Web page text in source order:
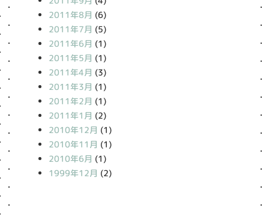
2011年8月 (6)
2011年7月 (5)
2011年6月 (1)
2011年5月 (1)
2011年4月 (3)
2011年3月 (1)
2011年2月 (1)
2011年1月 (2)
2010年12月 (1)
2010年11月 (1)
2010年6月 (1)
1999年12月 (2)